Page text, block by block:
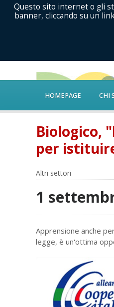
HOMEPAGE CHI
Biologico,
per
Altri settori
1
Apprensione anche
legge, è un'ottima
Questo sito internet o gli
banner, cliccando su un